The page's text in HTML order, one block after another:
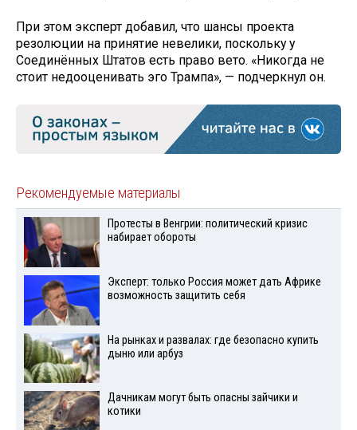
При этом эксперт добавил, что шансы проекта
резолюции на принятие невелики, поскольку у
Соединённых Штатов есть право вето. «Никогда не
стоит недооценивать эго Трампа», — подчеркнул он.
Рекомендуемые материалы
Протесты в Венгрии: политический кризис
набирает обороты
Эксперт: только Россия может дать Африке
возможность защитить себя
На рынках и развалах: где безопасно купить
дыню или арбуз
Дачникам могут быть опасны зайчики и
котики